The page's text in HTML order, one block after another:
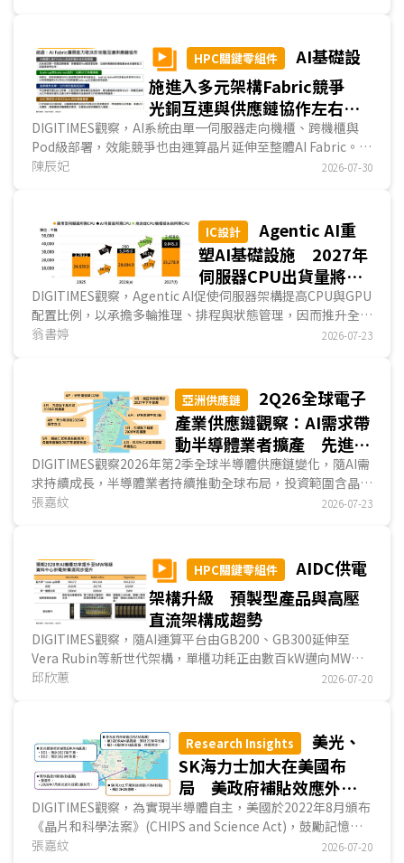
HPC關鍵零組件
AI基礎設
施進入多元架構Fabric競爭
光銅互連與供應鏈協作左右系
統效能
DIGITIMES觀察，AI系統由單一伺服器走向機櫃、跨機櫃與
Pod級部署，效能競爭也由運算晶片延伸至整體AI Fabric。
Scale-up負責節點與機櫃內高速互連，Scale-out則透過
離銅互連、交換器主幹光互連的分工。隨CSP自研ASIC興起，
AI Fabric將走向多架構與客製化，進一步放大高速I/O、光通
訊與台系業者在實體互連供應鏈的切入機會。...
陳辰妃 2026-07-30
IC設計
Agentic AI重
塑AI基礎設施 2027年
伺服器CPU出貨量將突
破4,800萬顆 Arm架
構伺服器CPU佔比估提
DIGITIMES觀察，Agentic AI促使伺服器架構提高CPU與GPU
配置比例，以承擔多輪推理、排程與狀態管理，因而推升全球
伺服器CPU需求，預估2027年全球出貨量將達4,857.4萬顆，
另一方面，Arm架構伺服器CPU快速滲透市場，2027年出貨
將達1,580萬顆，佔比達32.5%；然而因晶圓代工廠產能與記
憶體等關鍵零組件吃緊，2026~2027年伺服器CPU市場呈供
不應求的機率高，將成拓展Agentic AI應用的瓶頸之一。...
翁書婷 2026-07-23
亞洲供應鏈
2Q26全球電子
產業供應鏈觀察：AI需求帶
動半導體業者擴產 先進封
裝、記憶體與上游材料設備
皆同步布局
DIGITIMES觀察2026年第2季全球半導體供應鏈變化，隨AI需
求持續成長，半導體業者持續推動全球布局，投資範圍含晶圓
代工、記憶體、先進封裝等領域，反映半導體上下游業者為因
張嘉紋 2026-07-23
HPC關鍵零組件
AIDC供電
架構升級 預製型產品與高壓
直流架構成趨勢
DIGITIMES觀察，隨AI運算平台由GB200、GB300延伸至
Vera Rubin等新世代架構，單櫃功耗正由數百kW邁向MW
級。傳統資料中心以低壓交流或48V為主的配電方式，將面臨
800V DC成為支撐高密度AI機櫃的重要規格走向。...
邱欣蕙 2026-07-20
Research Insights
美光、
SK海力士加大在美國布
局 美政府補貼效應外溢
至記憶體上下游供應鏈
DIGITIMES觀察，為實現半導體自主，美國於2022年8月頒布
《晶片和科學法案》(CHIPS and Science Act)，鼓勵記憶體
業者進駐美國設廠，近來效果已外溢至記憶體上下游產業鏈。
張嘉紋 2026-07-20